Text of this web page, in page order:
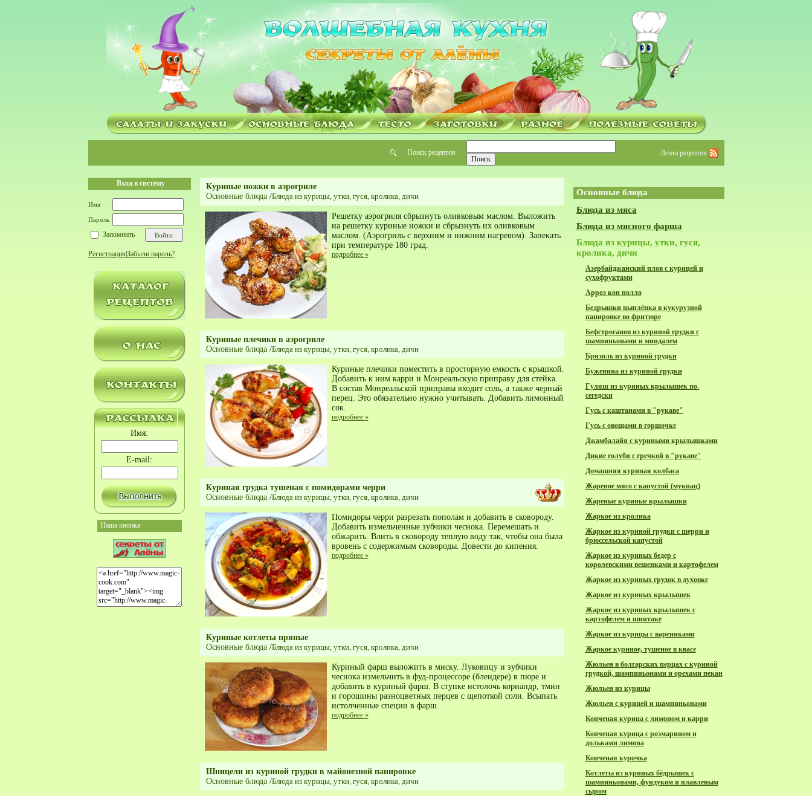
Поиск рецептов Лента рецептов
Вход в систему
Имя
Пароль
Запомнить
Регистрация Забыли пароль?
Имя:
E-mail:
Наша кнопка
Куриные ножки в аэрогриле
Основные блюда/Блюда из курицы, утки, гуся, кролика, дичи
Решетку аэрогриля сбрызнуть оливковым маслом. Выложить
на решетку куриные ножки и сбрызнуть их оливковым
маслом. (Аэрогриль с верхним и нижним нагревом). Запекать
при температуре 180 град.
подробнее »
Куриные плечики в аэрогриле
Основные блюда/Блюда из курицы, утки, гуся, кролика, дичи
Куриные плечики поместить в просторную емкость с крышкой.
Добавить к ним карри и Монреальскую приправу для стейка.
В состав Монреальской приправы входит соль, а также черный
перец. Это обязательно нужно учитывать. Добавить лимонный
сок.
подробнее »
Куриная грудка тушеная с помидорами черри
Основные блюда/Блюда из курицы, утки, гуся, кролика, дичи
Помидоры черри разрезать пополам и добавить в сковороду.
Добавить измельченные зубчики чеснока. Перемешать и
обжарить. Влить в сковороду теплую воду так, чтобы она была
вровень с содержимым сковороды. Довести до кипения.
подробнее »
Куриные котлеты пряные
Основные блюда/Блюда из курицы, утки, гуся, кролика, дичи
Куриный фарш выложить в миску. Луковицу и зубчики
чеснока измельчить в фуд-процессоре (блендере) в пюре и
добавить в куриный фарш. В ступке истолочь кориандр, тмин
и горошины разноцветных перцев с щепоткой соли. Всыпать
истолченные специи в фарш.
подробнее »
Шницели из куриной грудки в майонезной панировке
Основные блюда/Блюда из курицы, утки, гуся, кролика, дичи
Основные блюда
Блюда из мяса
Блюда из мясного фарша
Блюда из курицы, утки, гуся,
кролика, дичи
Азербайджанский плов с курицей и
сухофруктами
Арроз кон полло
Бедрышки цыплёнка в кукурузной
панировке во фритюре
Бефстроганов из куриной грудки с
шампиньонами и миндалем
Бризоль из куриной грудки
Буженина из куриной грудки
Гуляш из куриных крылышек по-
сегедски
Гусь с каштанами в "рукаве"
Гусь с овощами в горшочке
Джамбалайя с куриными крылышками
Дикие голуби с гречкой в "рукаве"
Домашняя куриная колбаса
Жареное мясо с капустой (мукпац)
Жареные куриные крылышки
Жаркое из кролика
Жаркое из куриной грудки с шерри и
брюссельской капустой
Жаркое из куриных бедер с
королевскими вешенками и картофелем
Жаркое из куриных грудок в духовке
Жаркое из куриных крылышек
Жаркое из куриных крылышек с
картофелем и шиитаке
Жаркое из курицы с варениками
Жаркое куриное, тушеное в квасе
Жюльен в болгарских перцах с куриной
грудкой, шампиньонами и орехами пекан
Жюльен из курицы
Жюльен с курицей и шампиньонами
Копченая курица с лимоном и карри
Копченая курица с розмарином и
дольками лимона
Копченая курочка
Котлеты из куриных бёдрышек с
шампиньонами, фундуком и плавленым
сыром